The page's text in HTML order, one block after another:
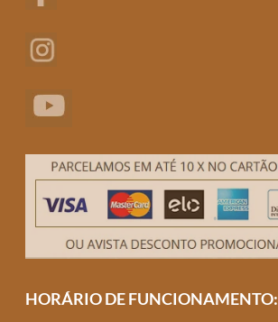
HORÁRIO DE FUNCIONAMENTO: